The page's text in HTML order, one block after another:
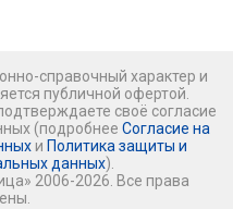
справочный характер и
публичной офертой.
своё согласие
(подробнее Согласие на
и Политика защиты и
данных).
2006-2026. Все права